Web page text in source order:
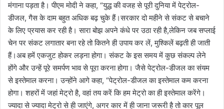
मंगाना पड़ता है। पीएम मोदी ने कहा, “युद्ध की वजह से पूरी दुनिया में पेट्रोल-
डीजल, गैस के दाम बहुत अधिक बढ़ चुके हैं।सरकार दो महीने से संकट से बचाने
के लिए प्रयास कर रही है। सारा बोझ अपने कंधे पर उठा रही है,लेकिन जब सप्लाई
चेन पर संकट लगातार बना रहे तो कितने ही उपाय कर लें, मुश्किलें बढ़ती ही जाती
हैं।अब हमें एकजुट होकर लड़ना होगा। संकट के इस समय में कुछ संकल्प लेने
होंगे और उन्हें पूरे समर्पण भाव से पूरा करना होगा। जैसे पेट्रोल-डीजल का संयम
से इस्तेमाल करना। उन्होंने आगे कहा, “पेट्रोल-डीजल का इस्तेमाल कम करना
होगा। शहरों में जहां मेट्रो है, वहां तय करें कि हम मेट्रो का ही इस्तेमाल करेंगे।
ज्यादा से ज्यादा मेट्रो से ही जाएंगे, अगर कार में ही जाना जरूरी है तो कार पूल